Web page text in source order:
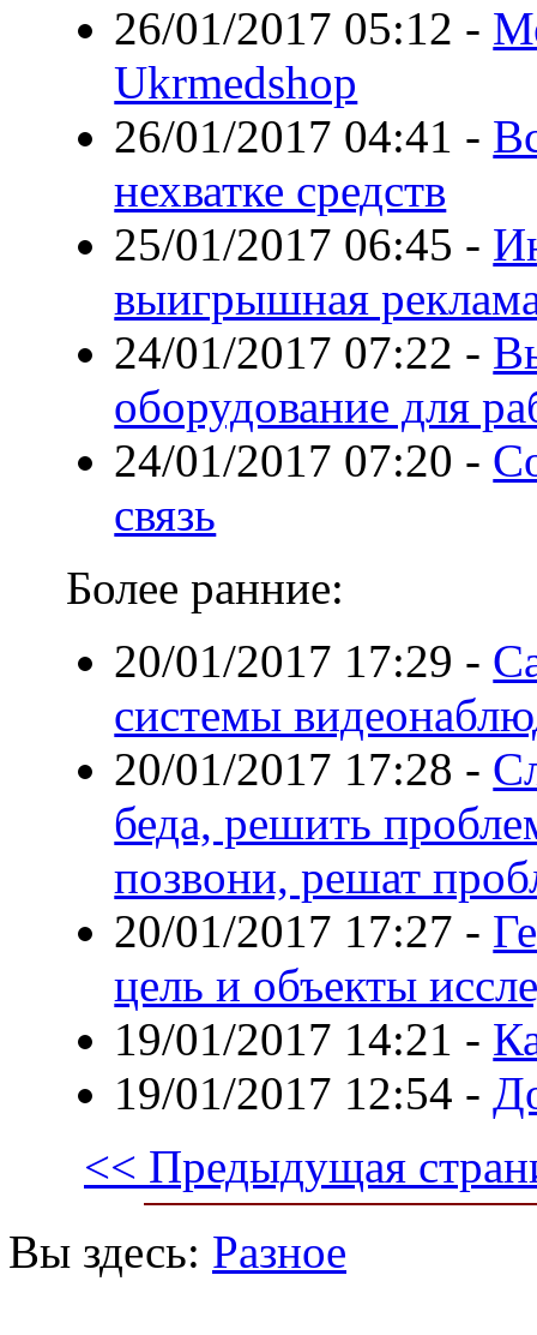
26/01/2017 05:12 -
Ukrmedshop
26/01/2017 04:41 -
нехватке средств
25/01/2017 06:45 -
выигрышная
24/01/2017 07:22 -
оборудование для
24/01/2017 07:20 -
связь
Более ранние:
20/01/2017 17:29 -
системы
20/01/2017 17:28 -
беда, решить
позвони, решат
20/01/2017 17:27 -
цель и объекты
19/01/2017 14:21 -
19/01/2017 12:54 -
<< Предыдущая
Вы здесь: Разное